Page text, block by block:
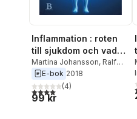
Inflammation : roten
till sjukdom och vad
du själv kan göra för
att läka
Martina Johansson, Ralf
Sundberg
E-bok 2018
4,0utav 5 stjärnor. Totalt
(4)
99 kr